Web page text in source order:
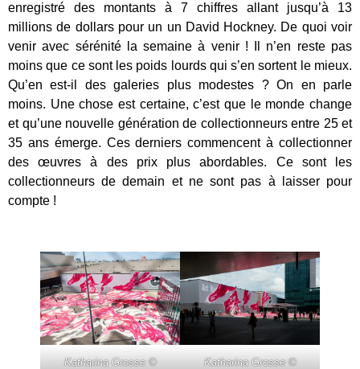
enregistré des montants à 7 chiffres allant jusqu’à 13
millions de dollars pour un un David Hockney. De quoi voir
venir avec sérénité la semaine à venir ! Il n’en reste pas
moins que ce sont les poids lourds qui s’en sortent le mieux.
Qu’en est-il des galeries plus modestes ? On en parle
moins. Une chose est certaine, c’est que le monde change
et qu’une nouvelle génération de collectionneurs entre 25 et
35 ans émerge. Ces derniers commencent à collectionner
des œuvres à des prix plus abordables. Ce sont les
collectionneurs de demain et ne sont pas à laisser pour
compte !
Katharina Grosse ©
Katharina Grosse ©